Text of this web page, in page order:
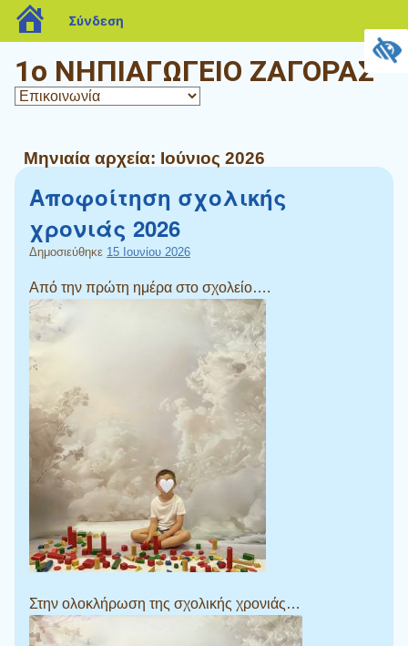
1ο ΝΗΠΙΑΓΩΓΕΙΟ ΖΑΓΟΡΑΣ
Μηνιαία αρχεία: Ιούνιος 2026
Αποφοίτηση σχολικής
χρονιάς 2026
Δημοσιεύθηκε 15 Ιουνίου 2026
Από την πρώτη ημέρα στο σχολείο….
Στην ολοκλήρωση της σχολικής χρονιάς…
blogs.sch.gr
Σύνδεση